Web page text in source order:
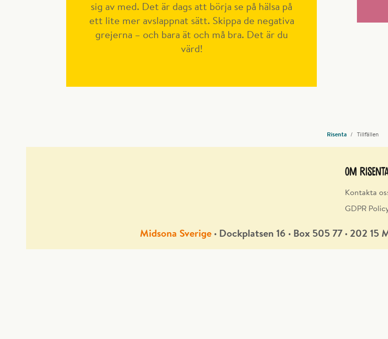
sig av med. Det är dags att börja se på hälsa på
ett lite mer avslappnat sätt. Skippa de negativa
grejerna – och bara ät och må bra. Det är du
värd!
Risenta Tillfällen
Om
Kontakta
GDPR
Midsona Sverige ∙ Dockplatsen 16 ∙ Box 505 77 ∙ 202 15